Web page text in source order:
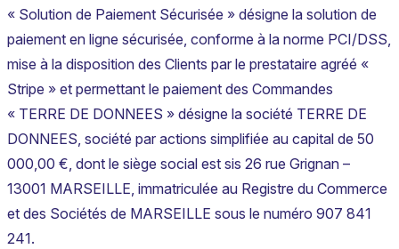
« Solution de Paiement Sécurisée » désigne la solution de
paiement en ligne sécurisée, conforme à la norme PCI/DSS,
mise à la disposition des Clients par le prestataire agréé «
Stripe » et permettant le paiement des Commandes
« TERRE DE DONNEES » désigne la société TERRE DE
DONNEES, société par actions simplifiée au capital de 50
000,00 €, dont le siège social est sis 26 rue Grignan –
13001 MARSEILLE, immatriculée au Registre du Commerce
et des Sociétés de MARSEILLE sous le numéro 907 841
241.